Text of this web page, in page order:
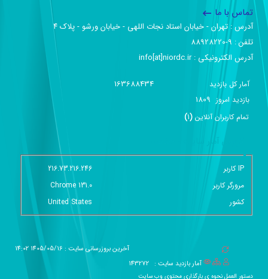
تماس با ما
آدرس :‌ تهران - خیابان استاد نجات اللهی - خیابان ورشو - پلاک ۴
تلفن :‌ 9-88928220
آدرس الکترونیکی :‌ info[at]niordc.ir
آمار کل بازدید 163688434
بازديد امروز 1809
تمام کاربران آنلاين (
1
)
IP کاربر
216.73.216.246
مرورگر کاربر
Chrome 131.0
کشور
United States
آخرین بروزرسانی سایت : 1405/05/16 14:02
آمار بازدید سایت : 143272
دستور العمل نحوه ی بارگذاری محتوی وب سایت